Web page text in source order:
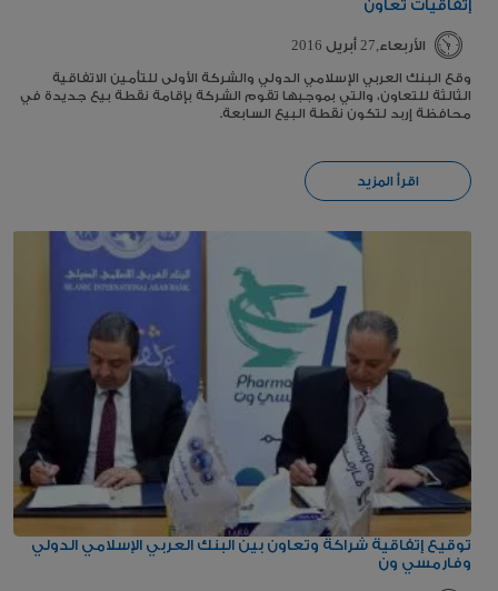
إتفاقيات تعاون
الأربعاء,27 أبريل 2016
وقع البنك العربي الإسلامي الدولي والشركة الأولى للتأمين الاتفاقية
الثالثة للتعاون، والتي بموجبها تقوم الشركة بإقامة نقطة بيع جديدة في
محافظة إربد لتكون نقطة البيع السابعة.
اقرأ المزيد
توقيع إتفاقية شراكة وتعاون بين البنك العربي الإسلامي الدولي
وفارمسي ون